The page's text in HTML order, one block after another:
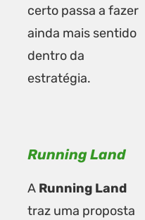
certo passa a fazer
ainda mais sentido
dentro da
estratégia.
Running Land
A Running Land
traz uma proposta